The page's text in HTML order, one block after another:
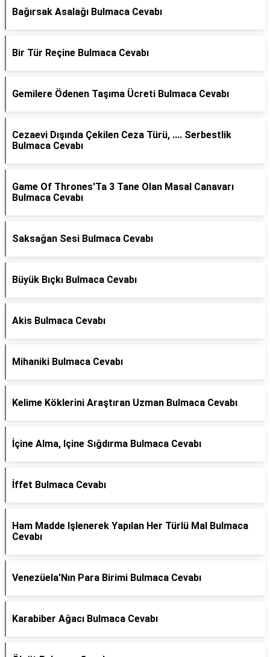
Bağırsak Asalağı Bulmaca Cevabı
Bir Tür Reçine Bulmaca Cevabı
Gemilere Ödenen Taşıma Ücreti Bulmaca Cevabı
Cezaevi Dışında Çekilen Ceza Türü, .... Serbestlik
Bulmaca Cevabı
Game Of Thrones'Ta 3 Tane Olan Masal Canavarı
Bulmaca Cevabı
Saksağan Sesi Bulmaca Cevabı
Büyük Bıçkı Bulmaca Cevabı
Akis Bulmaca Cevabı
Mihaniki Bulmaca Cevabı
Kelime Köklerini Araştıran Uzman Bulmaca Cevabı
İçine Alma, Içine Sığdırma Bulmaca Cevabı
İffet Bulmaca Cevabı
Ham Madde Işlenerek Yapılan Her Türlü Mal Bulmaca
Cevabı
Venezüela'Nın Para Birimi Bulmaca Cevabı
Karabiber Ağacı Bulmaca Cevabı